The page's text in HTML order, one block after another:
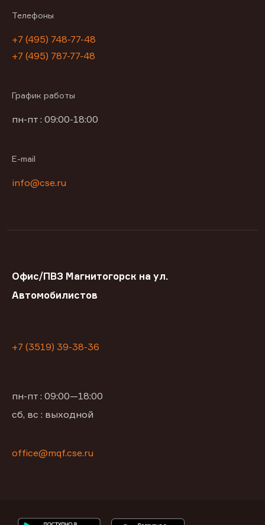
Телефоны
+7 (495) 748-77-48
+7 (495) 787-77-48
График работы
пн-пт : 09:00-18:00
E-mail
info@cse.ru
Офис/ПВЗ Магнитогорск на ул.
Автомобилистов
+7 (3519) 39-38-36
пн-пт : 09:00—18:00
сб, вс : выходной
office@mqf.cse.ru